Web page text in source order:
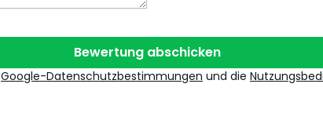
Bewertung abschicken
Google-Datenschutzbestimmungen und die